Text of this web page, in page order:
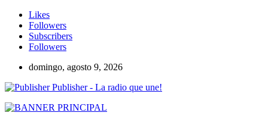
Likes
Followers
Subscribers
Followers
domingo, agosto 9, 2026
Publisher - La radio que une!